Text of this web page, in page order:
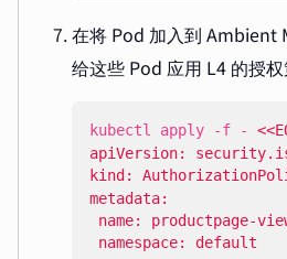
在将 Pod 加入到 Ambient
给这些 Pod 应用 L4 的授权
kubectl apply -f -